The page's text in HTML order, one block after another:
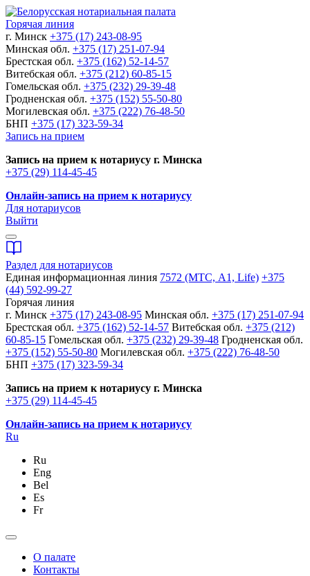
Горячая линия
г. Минск +375 (17) 243-08-95
Минская обл. +375 (17) 251-07-94
Брестская обл. +375 (162) 52-14-57
Витебская обл. +375 (212) 60-85-15
Гомельская обл. +375 (232) 29-39-48
Гродненская обл. +375 (152) 55-50-80
Могилевская обл. +375 (222) 76-48-50
БНП +375 (17) 323-59-34
Запись на прием
Запись на прием к нотариусу г. Минска
+375 (29) 114-45-45
Онлайн-запись на прием к нотариусу
Для нотариусов
Выйти
Раздел для нотариусов
Единая информационная линия 7572 (МТС, A1, Life) +375
(44) 592-99-27
Горячая линия
г. Минск +375 (17) 243-08-95 Минская обл. +375 (17) 251-07-94
Брестская обл. +375 (162) 52-14-57 Витебская обл. +375 (212)
60-85-15 Гомельская обл. +375 (232) 29-39-48 Гродненская обл.
+375 (152) 55-50-80 Могилевская обл. +375 (222) 76-48-50
БНП +375 (17) 323-59-34
Запись на прием к нотариусу г. Минска
+375 (29) 114-45-45
Онлайн-запись на прием к нотариусу
Ru
Ru
Eng
Bel
Es
Fr
О палате
Контакты